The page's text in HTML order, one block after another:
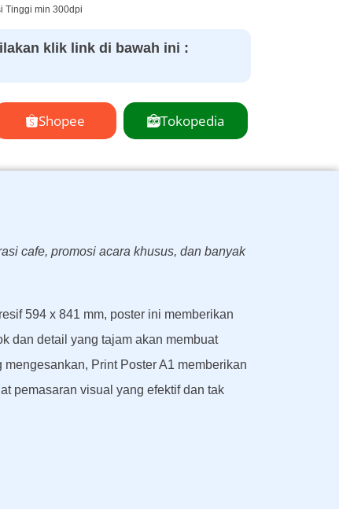
Tinggi min 300dpi
klik link di bawah ini :
Shopee Tokopedia
cafe, promosi acara khusus, dan banyak
594 x 841 mm, poster ini memberikan
dan detail yang tajam akan membuat
Print Poster A1 memberikan
pemasaran visual yang efektif dan tak